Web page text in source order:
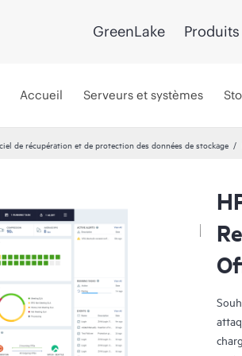
GreenLake
Accueil Serveurs et systèmes
de récupération et de protection des données de stockage